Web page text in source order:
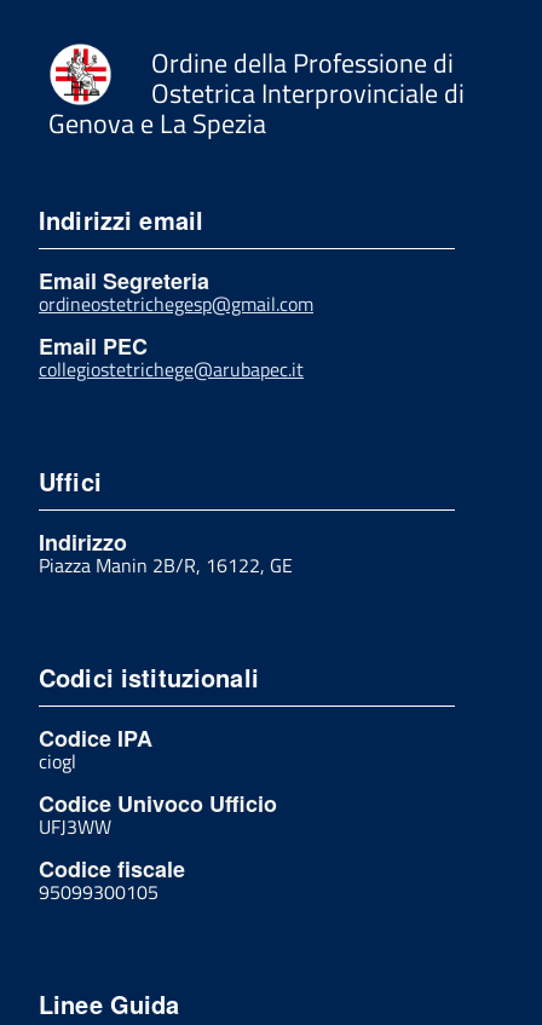
Ordine della Professione di
Ostetrica Interprovinciale di
Genova e La Spezia
Indirizzi email
Email Segreteria
ordineostetrichegesp@gmail.com
Email PEC
collegiostetrichege@arubapec.it
Uffici
Indirizzo
Piazza Manin 2B/R, 16122, GE
Codici istituzionali
Codice IPA
ciogl
Codice Univoco Ufficio
UFJ3WW
Codice fiscale
95099300105
Linee Guida